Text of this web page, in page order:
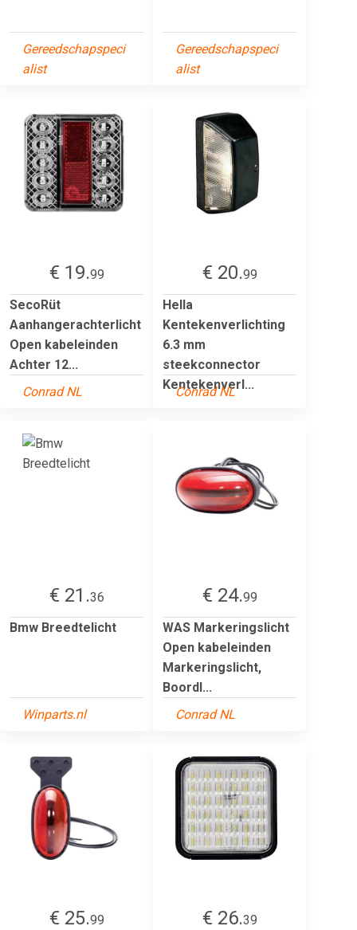
Gereedschapspeci
alist
Gereedschapspeci
alist
€ 19.99
SecoRüt
Aanhangerachterlicht
Open kabeleinden
Achter 12...
Conrad NL
€ 20.99
Hella
Kentekenverlichting
6.3 mm
steekconnector
Kentekenverl...
Conrad NL
€ 21.36
Bmw Breedtelicht
Winparts.nl
€ 24.99
WAS Markeringslicht
Open kabeleinden
Markeringslicht,
Boordl...
Conrad NL
€ 25.99
€ 26.39